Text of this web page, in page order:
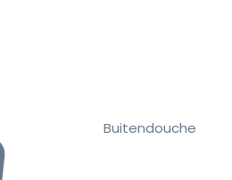
Buitendouche